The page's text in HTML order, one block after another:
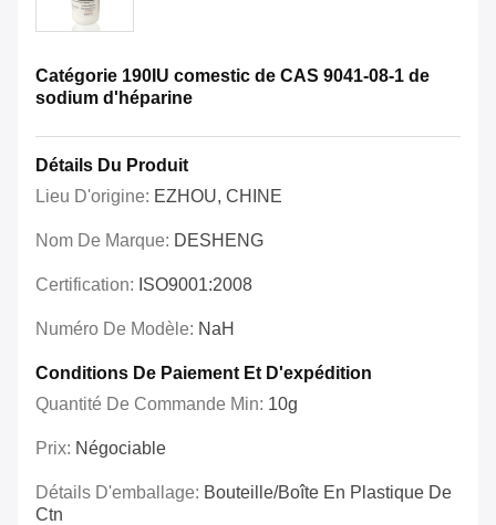
Catégorie 190IU comestic de CAS 9041-08-1 de
sodium d'héparine
Détails Du Produit
Lieu D'origine: EZHOU, CHINE
Nom De Marque: DESHENG
Certification: ISO9001:2008
Numéro De Modèle: NaH
Conditions De Paiement Et D'expédition
Quantité De Commande Min: 10g
Prix: Négociable
Détails D'emballage: Bouteille/boîte En Plastique De
Ctn